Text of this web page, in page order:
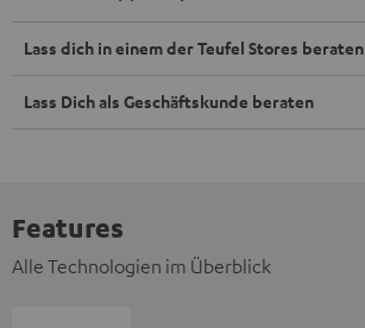
Lass dich in einem der Teufel Stores beraten
Lass Dich als Geschäftskunde beraten
Features
Alle Technologien im Überblick